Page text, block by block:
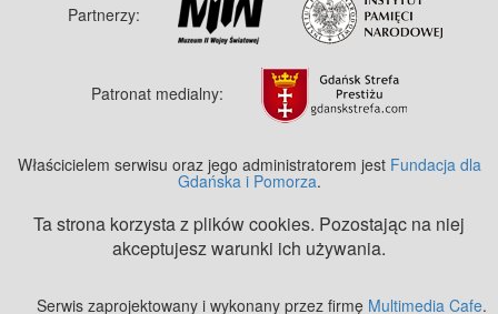
Partnerzy:
Patronat medialny:
Właścicielem serwisu oraz jego administratorem jest Fundacja dla
Gdańska i Pomorza.
Ta strona korzysta z plików cookies. Pozostając na niej
akceptujesz warunki ich używania.
Serwis zaprojektowany i wykonany przez firmę Multimedia Cafe.